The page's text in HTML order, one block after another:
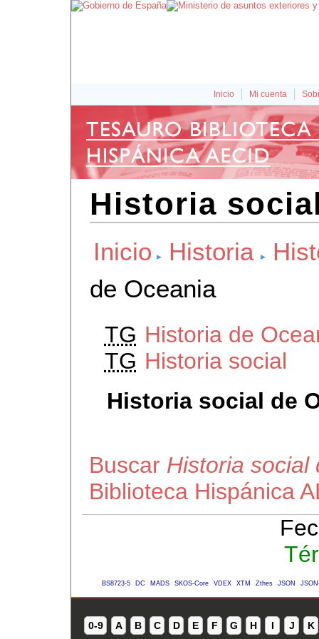
Inicio Mi cuenta
Historia
Inicio Historia
de Oceania
TG Historia de
TG Historia social
Historia social de
Buscar Historia social
Biblioteca Hispánica
BS8723-5 DC MADS SKOS-Core VDEX XTM Zthes JSON
0-9 A B C D E F G H I J K